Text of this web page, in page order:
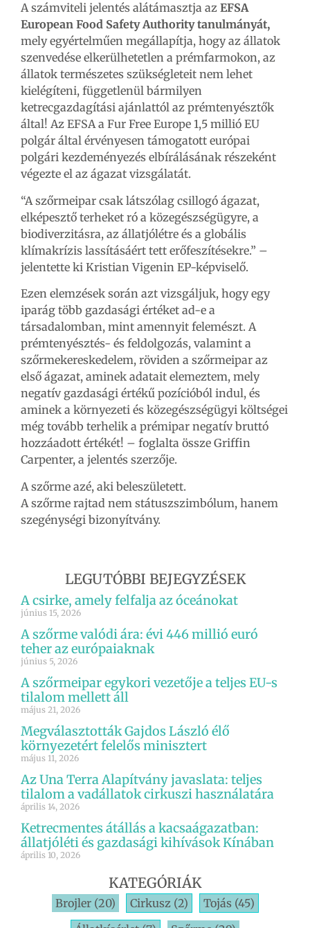
A számviteli jelentés alátámasztja az EFSA
European Food Safety Authority tanulmányát,
mely egyértelműen megállapítja, hogy az állatok
szenvedése elkerülhetetlen a prémfarmokon, az
állatok természetes szükségleteit nem lehet
kielégíteni, függetlenül bármilyen
ketrecgazdagítási ajánlattól az prémtenyésztők
által! Az EFSA a Fur Free Europe 1,5 millió EU
polgár által érvényesen támogatott európai
polgári kezdeményezés elbírálásának részeként
végezte el az ágazat vizsgálatát.
“A szőrmeipar csak látszólag csillogó ágazat,
elképesztő terheket ró a közegészségügyre, a
biodiverzitásra, az állatjólétre és a globális
klímakrízis lassításáért tett erőfeszítésekre.” –
jelentette ki Kristian Vigenin EP-képviselő.
Ezen elemzések során azt vizsgáljuk, hogy egy
iparág több gazdasági értéket ad-e a
társadalomban, mint amennyit felemészt. A
prémtenyésztés- és feldolgozás, valamint a
szőrmekereskedelem, röviden a szőrmeipar az
első ágazat, aminek adatait elemeztem, mely
negatív gazdasági értékű pozícióból indul, és
aminek a környezeti és közegészségügyi költségei
még tovább terhelik a prémipar negatív bruttó
hozzáadott értékét! – foglalta össze Griffin
Carpenter, a jelentés szerzője.
A szőrme azé, aki beleszületett.
A szőrme rajtad nem státuszszimbólum, hanem
szegénységi bizonyítvány.
LEGUTÓBBI BEJEGYZÉSEK
A csirke, amely felfalja az óceánokat
június 15, 2026
A szőrme valódi ára: évi 446 millió euró
teher az európaiaknak
június 5, 2026
A szőrmeipar egykori vezetője a teljes EU-s
tilalom mellett áll
május 21, 2026
Megválasztották Gajdos László élő
környezetért felelős minisztert
május 11, 2026
Az Una Terra Alapítvány javaslata: teljes
tilalom a vadállatok cirkuszi használatára
április 14, 2026
Ketrecmentes átállás a kacsaágazatban:
állatjóléti és gazdasági kihívások Kínában
április 10, 2026
KATEGÓRIÁK
Brojler (20) Cirkusz (2) Tojás (45)